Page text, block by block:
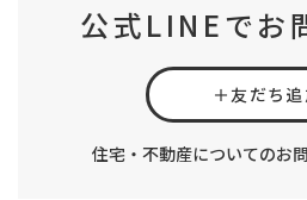
公式LINEでお
＋友だち
住宅・不動産についてのお